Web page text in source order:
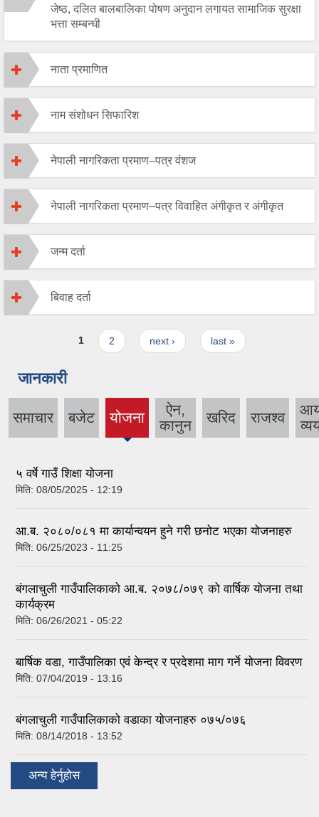
जेष्ठ, दलित बालबालिका पोषण अनुदान लगायत सामाजिक सुरक्षा
भत्ता सम्बन्धी
नाता प्रमाणित
नाम संशोधन सिफारिश
नेपाली नागरिकता प्रमाण–पत्र वंशज
नेपाली नागरिकता प्रमाण–पत्र विवाहित अंगीकृत र अंगीकृत
जन्म दर्ता
बिवाह दर्ता
1 2 next › last »
जानकारी
समाचार बजेट योजना
(active
tab)
ऐन,
कानुन
खरिद राजश्व
५ वर्षे गाउँ शिक्षा योजना
मिति: 08/05/2025 - 12:19
आ.ब. २०८०/०८१ मा कार्यान्वयन हुने गरी छनोट भएका योजनाहरु
मिति: 06/25/2023 - 11:25
बंगलाचुली गाउँपालिकाको आ.ब. २०७८/०७९ को वार्षिक योजना तथा
कार्यक्रम
मिति: 06/26/2021 - 05:22
बार्षिक वडा, गाउँपालिका एवं केन्द्र र प्रदेशमा माग गर्ने योजना विवरण
मिति: 07/04/2019 - 13:16
बंगलाचुली गाउँपालिकाको वडाका योजनाहरु ०७५/०७६
मिति: 08/14/2018 - 13:52
अन्य हेर्नुहोस